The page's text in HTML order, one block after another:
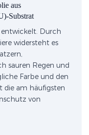
aus
Substrat
Durch
widersteht es
sauren Regen und
Farbe und den
die am häufigsten
von